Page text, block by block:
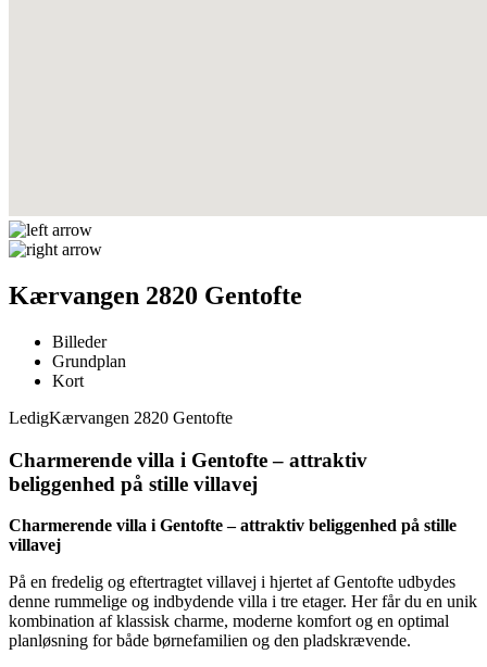
Kærvangen 2820 Gentofte
Billeder
Grundplan
Kort
LedigKærvangen 2820 Gentofte
Charmerende villa i Gentofte – attraktiv
beliggenhed på stille villavej
Charmerende villa i Gentofte – attraktiv beliggenhed på stille
villavej
På en fredelig og eftertragtet villavej i hjertet af Gentofte udbydes
denne rummelige og indbydende villa i tre etager. Her får du en unik
kombination af klassisk charme, moderne komfort og en optimal
planløsning for både børnefamilien og den pladskrævende.